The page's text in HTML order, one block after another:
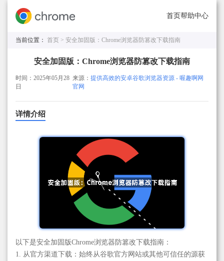
首页帮助中心
当前位置： 首页 > 安全加固版：Chrome浏览器防篡改下载指南
安全加固版：Chrome浏览器防篡改下载指南
时间：2025年05月28
日
来源：提供高效的安卓谷歌浏览器资源 - 喔趣啊网
官网
详情介绍
以下是安全加固版Chrome浏览器防篡改下载指南：
1. 从官方渠道下载：始终从谷歌官方网站或其他可信任的源获